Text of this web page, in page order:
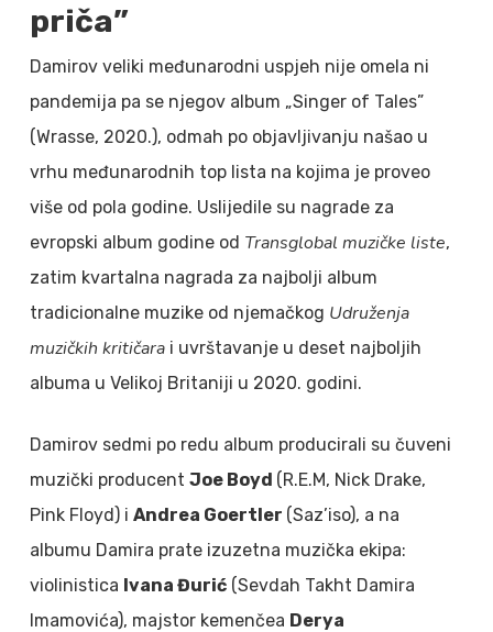
priča”
Damirov veliki međunarodni uspjeh nije omela ni
pandemija pa se njegov album „Singer of Tales”
(Wrasse, 2020.), odmah po objavljivanju našao u
vrhu međunarodnih top lista na kojima je proveo
više od pola godine. Uslijedile su nagrade za
evropski album godine od Transglobal muzičke liste,
zatim kvartalna nagrada za najbolji album
tradicionalne muzike od njemačkog Udruženja
muzičkih kritičarai uvrštavanje u deset najboljih
albuma u Velikoj Britaniji u 2020. godini.
Damirov sedmi po redu album producirali su čuveni
muzički producent Joe Boyd (R.E.M, Nick Drake,
Pink Floyd) i Andrea Goertler (Saz’iso), a na
albumu Damira prate izuzetna muzička ekipa:
violinistica Ivana Đurić(Sevdah Takht Damira
Imamovića), majstor kemenčea Derya